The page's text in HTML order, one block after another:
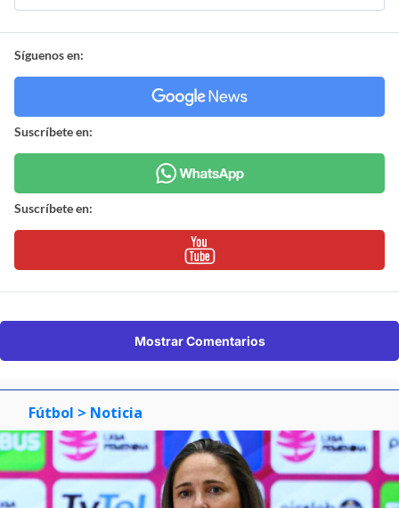
Síguenos en:
Suscríbete en:
Suscríbete en:
Mostrar Comentarios
Fútbol > Noticia